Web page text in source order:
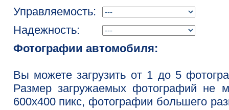
Управляемость:
Надежность:
Фотографии автомобиля:
Вы можете загрузить от 1 до 5
Размер загружаемых фотографий не
600x400 пикс, фотографии большего